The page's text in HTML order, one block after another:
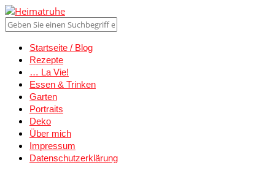
Startseite / Blog
Rezepte
… La Vie!
Essen & Trinken
Garten
Portraits
Deko
Über mich
Impressum
Datenschutzerklärung